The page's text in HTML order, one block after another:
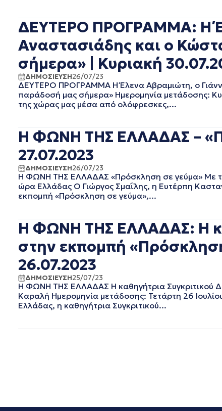
ΑΠΡΙΛΙΟΣ 2020
ΜΑΡΤΙΟΣ 2020
ΦΕΒΡΟΥΑΡΙΟΣ 2020
ΙΑΝΟΥΑΡΙΟΣ 2020
ΔΕΚΕΜΒΡΙΟΣ 2019
ΝΟΕΜΒΡΙΟΣ 2019
ΟΚΤΩΒΡΙΟΣ 2019
ΣΕΠΤΕΜΒΡΙΟΣ 2019
ΙΟΥΛΙΟΣ 2019
ΙΟΥΝΙΟΣ 2019
ΑΠΡΙΛΙΟΣ 2019
ΜΑΡΤΙΟΣ 2019
ΦΕΒΡΟΥΑΡΙΟΣ 2019
ΙΑΝΟΥΑΡΙΟΣ 2019
ΝΟΕΜΒΡΙΟΣ 2018
ΟΚΤΩΒΡΙΟΣ 2018
ΣΕΠΤΕΜΒΡΙΟΣ 2018
ΑΥΓΟΥΣΤΟΣ 2018
ΙΟΥΝΙΟΣ 2018
ΜΑΙΟΣ 2018
ΑΠΡΙΛΙΟΣ 2018
ΦΕΒΡΟΥΑΡΙΟΣ 2018
ΙΟΥΛΙΟΣ 2017
ΔΕΥΤΕΡΟ ΠΡΟΓΡΑΜΜΑ: Η
Αναστασιάδης και ο
σήμερα» | Κυριακή
ΔΗΜΟΣΙΕΥΣΗ26/07/23
ΔΕΥΤΕΡΟ ΠΡΟΓΡΑΜΜΑ Η Έλενα Αβραμιώτη, ο
παράδοσή μας σήμερα» Ημερομηνία μετάδοσης:
της χώρας μας μέσα από ολόφρεσκες,...
Η ΦΩΝΗ ΤΗΣ ΕΛΛΑΔΑΣ –
27.07.2023
ΔΗΜΟΣΙΕΥΣΗ26/07/23
Η ΦΩΝΗ ΤΗΣ ΕΛΛΑΔΑΣ «Πρόσκληση σε γεύμα» Με
ώρα Ελλάδας Ο Γιώργος Σμαΐλης, η Ευτέρπη
εκπομπή «Πρόσκληση σε γεύμα»,...
Η ΦΩΝΗ ΤΗΣ ΕΛΛΑΔΑΣ: Η
στην εκπομπή
26.07.2023
ΔΗΜΟΣΙΕΥΣΗ25/07/23
Η ΦΩΝΗ ΤΗΣ ΕΛΛΑΔΑΣ Η καθηγήτρια Συγκριτικού
Καραλή Ημερομηνία μετάδοσης: Τετάρτη 26
Ελλάδας, η καθηγήτρια Συγκριτικού...